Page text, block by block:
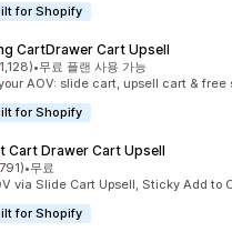
for Shopify
CartDrawer Cart Upsell
개 중
1128개
•무료 플랜 사용 가능
AOV: slide cart, upsell cart & free
for Shopify
Cart Drawer Cart Upsell
개 중
791개
•무료
via Slide Cart Upsell, Sticky Add to
for Shopify